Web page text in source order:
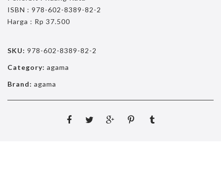
ISBN : 978-602-8389-82-2
Harga : Rp 37.500
SKU: 978-602-8389-82-2
Category: agama
Brand: agama